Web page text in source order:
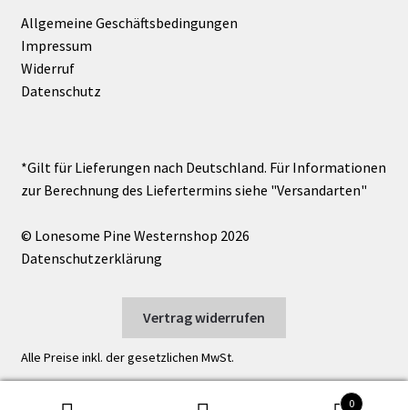
Allgemeine Geschäftsbedingungen
Impressum
Widerruf
Datenschutz
© Lonesome Pine Westernshop 2026
Datenschutzerklärung
Vertrag widerrufen
Alle Preise inkl. der gesetzlichen MwSt.
0